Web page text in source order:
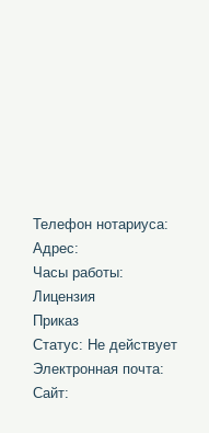
Телефон нотариуса:
Адрес:
Часы работы:
Лицензия
Приказ
Статус: Не действует
Электронная почта:
Сайт: